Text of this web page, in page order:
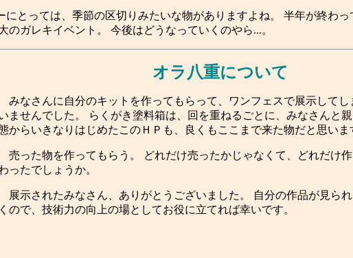
とっては、季節の区切りみたいな物がありますよね。 半年が終わ
ガレキイベント。 今後はどうなっていくのやら...。
オラ八重について
みなさんに自分のキットを作ってもらって、ワンフェスで展示して
ませんでした。 らくがき塗料箱は、回を重ねるごとに、みなさんと
からいきなりはじめたこのＨＰも、良くもここまで来た物だと思いま
売った物を作ってもらう。 どれだけ売ったかじゃなくて、どれだけ
ったでしょうか。
展示されたみなさん、ありがとうございました。 自分の作品が見ら
くので、技術力の向上の場としてお役に立てれば幸いです。